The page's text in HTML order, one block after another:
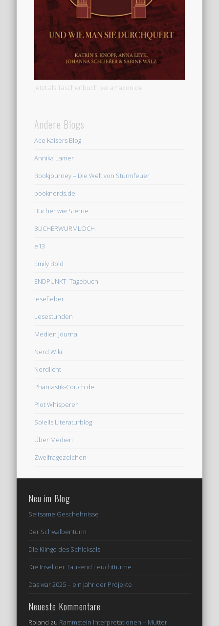
Jetzt als Taschenbuch bei amazon.de
Andere Blogs
Ace Kaisers Blog
Annika Lamer
Bookjourney – Die Welt von Sturmfeuer
booknerds.de
Bücher wie Sterne
BÜCHERWURMLOCH
e13
Emily Bold
ENDPUNKT -Tagebuch
lesefieber
Lesestunden
Medien Journal
Nerd Wiki
Nerdlicht
Phantastik-Couch.de
Plot Whisperer
Soleils Literaturblog
Über Medien
Zweifragezeichen
Neu im Blog
Seltsame Geschehnisse
Der Schwalbenturm
Die Klinge des Schicksals
Die Insel der Tausend Leuchttürme
Das war 2025 – ein Jahr der Projekte
Neueste Kommentare
Roland zu Rammstein Interpretationen – Mutter